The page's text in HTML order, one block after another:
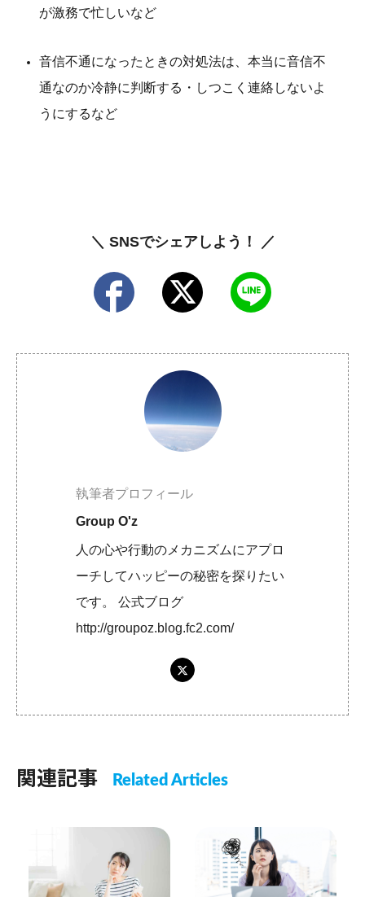
が激務で忙しいなど
音信不通になったときの対処法は、本当に音信不
通なのか冷静に判断する・しつこく連絡しないよ
うにするなど
＼ SNSでシェアしよう！ ／
執筆者プロフィール
Group O'z
人の心や行動のメカニズムにアプロ
ーチしてハッピーの秘密を探りたい
です。 公式ブログ
http://groupoz.blog.fc2.com/
関連記事 Related Articles